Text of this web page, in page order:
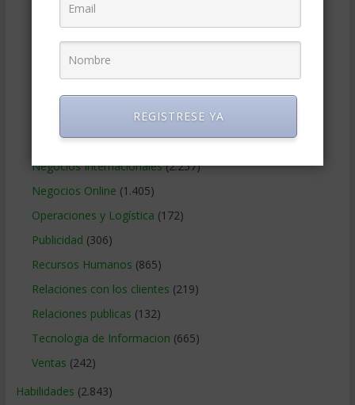
Gobierno Corporativo(11)
(125)
Marketing(988)
(247)
Métodos Gerenciales(280)
Negocios Internacionales(2.257)
Negocios Online (1.405)
Operaciones y Logística (172)
Publicidad (306)
Recursos Humanos (865)
Relaciones con los clientes (219)
Relaciones publicas (132)
Tecnologia de Informacion (665)
Ventas (242)
Habilidades (2.843)
REGISTRESE YA